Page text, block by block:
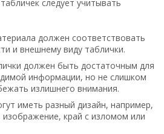
следует учитывать
должен соответствовать
и внешнему виду таблички.
должен быть достаточным для
информации, но не слишком
излишнего внимания.
иметь разный дизайн, например,
край с изломом или